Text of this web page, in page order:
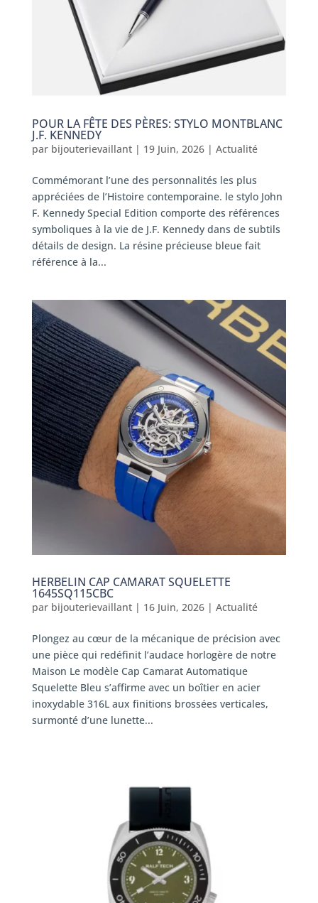
POUR LA FÊTE DES PÈRES: STYLO MONTBLANC
J.F. KENNEDY
par bijouterievaillant| 19 Juin, 2026| Actualité
Commémorant l’une des personnalités les plus
appréciées de l’Histoire contemporaine. le stylo John
F. Kennedy Special Edition comporte des références
symboliques à la vie de J.F. Kennedy dans de subtils
détails de design. La résine précieuse bleue fait
référence à la...
HERBELIN CAP CAMARAT SQUELETTE
1645SQ115CBC
par bijouterievaillant| 16 Juin, 2026| Actualité
Plongez au cœur de la mécanique de précision avec
une pièce qui redéfinit l’audace horlogère de notre
Maison Le modèle Cap Camarat Automatique
Squelette Bleu s’affirme avec un boîtier en acier
inoxydable 316L aux finitions brossées verticales,
surmonté d’une lunette...